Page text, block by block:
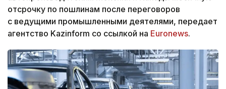
отсрочку по пошлинам после переговоров
с ведущими промышленными деятелями, передает
агентство Kazinform со ссылкой на Euronews.